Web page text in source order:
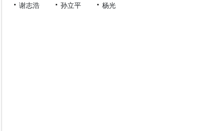
谢志浩
孙立平 杨光